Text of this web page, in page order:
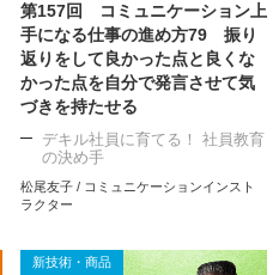
第157回 コミュニケーション上
手になる仕事の進め方79 振り
返りをして良かった点と良くな
かった点を自分で発言させて気
づきを持たせる
デキル社員に育てる！ 社員教育
の決め手
松尾友子 / コミュニケーションインスト
ラクター
新技術・商品